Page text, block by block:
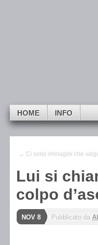
HOME INFO
← Ci sono immagini che
Lui si
colpo
NOV 8 Pubblicato da